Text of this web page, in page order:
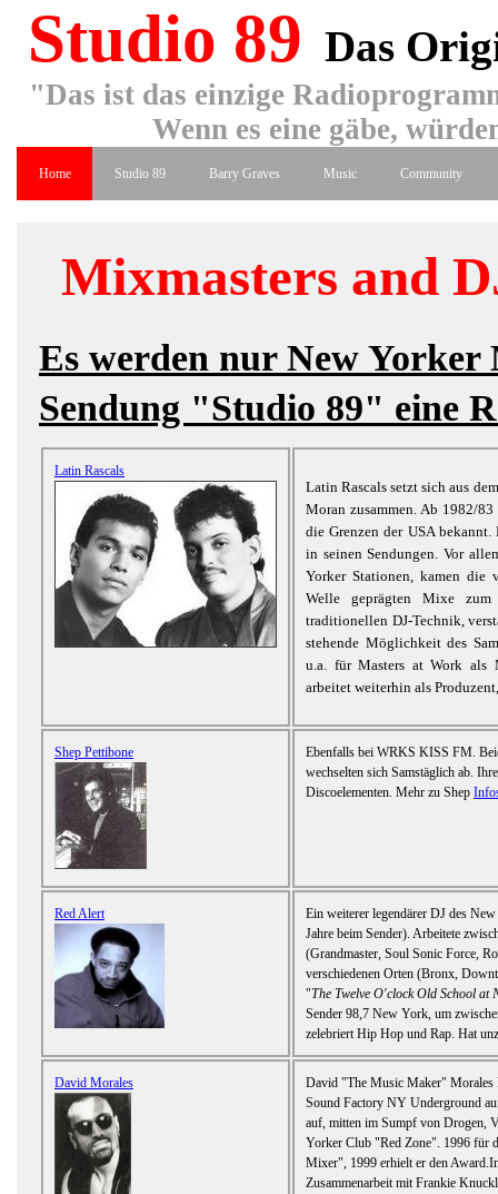
Studio 89 Das
"Das ist das einzige
Wenn es eine gäbe,
Home Studio 89 Barry Graves Music Community
Mixmasters and
Es werden nur New
Sendung "Studio 89" eine
Latin Rascals
Latin Rascals setzt sich aus
Moran zusammen. Ab 1982/
die Grenzen der USA
in seinen Sendungen. Vor
Yorker Stationen, kamen die
Welle geprägten Mixe
traditionellen DJ-Technik,
stehende Möglichkeit des
u.a. für Masters at Work als
arbeitet weiterhin als
Shep Pettibone
Ebenfalls bei WRKS KISS FM.
wechselten sich Samstäglich ab.
Discoelementen. Mehr zu Shep
Red Alert
Ein weiterer legendärer DJ des
Jahre beim Sender). Arbeitete
(Grandmaster, Soul Sonic Force,
verschiedenen Orten (Bronx,
"The Twelve O'clock Old School at
Sender 98,7 New York, um
zelebriert Hip Hop und Rap. Hat
David Morales
David "The Music Maker" Morales
Sound Factory NY Underground
auf, mitten im Sumpf von Drogen,
Yorker Club "Red Zone". 1996 für
Mixer", 1999 erhielt er den
Zusammenarbeit mit Frankie